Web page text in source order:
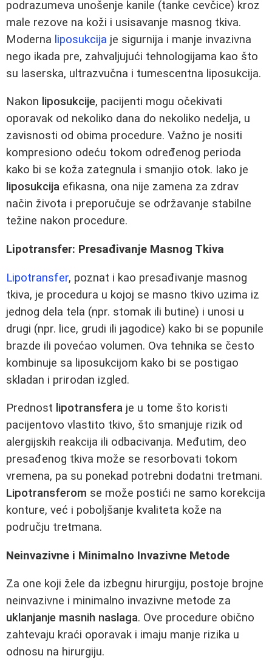
podrazumeva unošenje kanile (tanke cevčice) kroz
male rezove na koži i usisavanje masnog tkiva.
Moderna liposukcija je sigurnija i manje invazivna
nego ikada pre, zahvaljujući tehnologijama kao što
su laserska, ultrazvučna i tumescentna liposukcija.
Nakon liposukcije, pacijenti mogu očekivati
oporavak od nekoliko dana do nekoliko nedelja, u
zavisnosti od obima procedure. Važno je nositi
kompresiono odeću tokom određenog perioda
kako bi se koža zategnula i smanjio otok. Iako je
liposukcija efikasna, ona nije zamena za zdrav
način života i preporučuje se održavanje stabilne
težine nakon procedure.
Lipotransfer: Presađivanje Masnog Tkiva
Lipotransfer, poznat i kao presađivanje masnog
tkiva, je procedura u kojoj se masno tkivo uzima iz
jednog dela tela (npr. stomak ili butine) i unosi u
drugi (npr. lice, grudi ili jagodice) kako bi se popunile
brazde ili povećao volumen. Ova tehnika se često
kombinuje sa liposukcijom kako bi se postigao
skladan i prirodan izgled.
Prednost lipotransfera je u tome što koristi
pacijentovo vlastito tkivo, što smanjuje rizik od
alergijskih reakcija ili odbacivanja. Međutim, deo
presađenog tkiva može se resorbovati tokom
vremena, pa su ponekad potrebni dodatni tretmani.
Lipotransferom se može postići ne samo korekcija
konture, već i poboljšanje kvaliteta kože na
području tretmana.
Neinvazivne i Minimalno Invazivne Metode
Za one koji žele da izbegnu hirurgiju, postoje brojne
neinvazivne i minimalno invazivne metode za
uklanjanje masnih naslaga. Ove procedure obično
zahtevaju kraći oporavak i imaju manje rizika u
odnosu na hirurgiju.